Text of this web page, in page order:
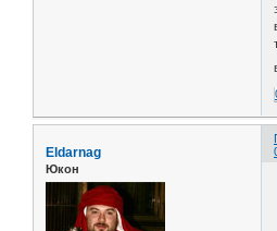
Eldarnag
Юкон